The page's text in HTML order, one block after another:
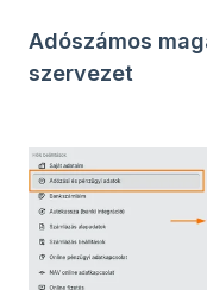
Adószámos
szervezet